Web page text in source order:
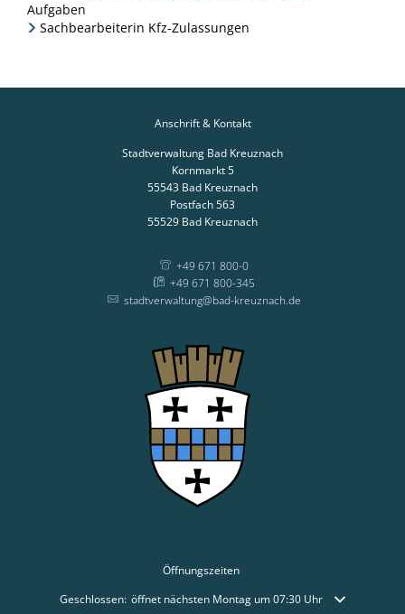
Aufgaben
Sachbearbeiterin Kfz-Zulassungen
Anschrift & Kontakt
Stadtverwaltung Bad Kreuznach
Kornmarkt 5
55543 Bad Kreuznach
Postfach 563
55529 Bad Kreuznach
+49 671 800-0
+49 671 800-345
stadtverwaltung@bad-kreuznach.de
Öffnungszeiten
Klicken, um weitere Öffnungs- oder Schließzeiten auszublenden
Geschlossen: öffnet nächsten Montag um 07:30 Uhr